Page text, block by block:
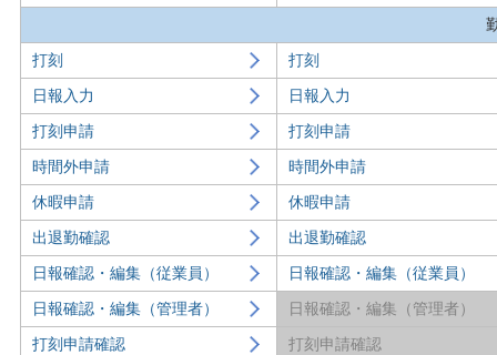
打刻 打刻
日報入力 日報入力
打刻申請 打刻申請
時間外申請 時間外申請
休暇申請 休暇申請
出退勤確認 出退勤確認
日報確認・編集（従業員） 日報確認・編集（従業員）
日報確認・編集（管理者） 日報確認・編集（管理者）
打刻申請確認 打刻申請確認